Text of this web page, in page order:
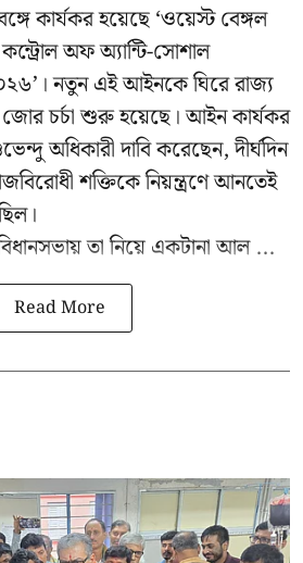
কার্যকর হয়েছে ‘ওয়েস্ট বেঙ্গল
অফ অ্যান্টি-সোশাল
নতুন এই আইনকে ঘিরে রাজ্য
জোর চর্চা শুরু হয়েছে। আইন কার্যকর
অধিকারী দাবি করেছেন, দীর্ঘদিন
শক্তিকে নিয়ন্ত্রণে আনতেই
তা নিয়ে একটানা আল ...
Read More